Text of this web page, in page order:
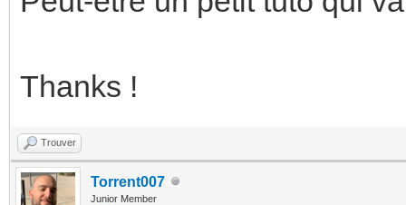
Thanks !
Trouver
Torrent007
Junior Member